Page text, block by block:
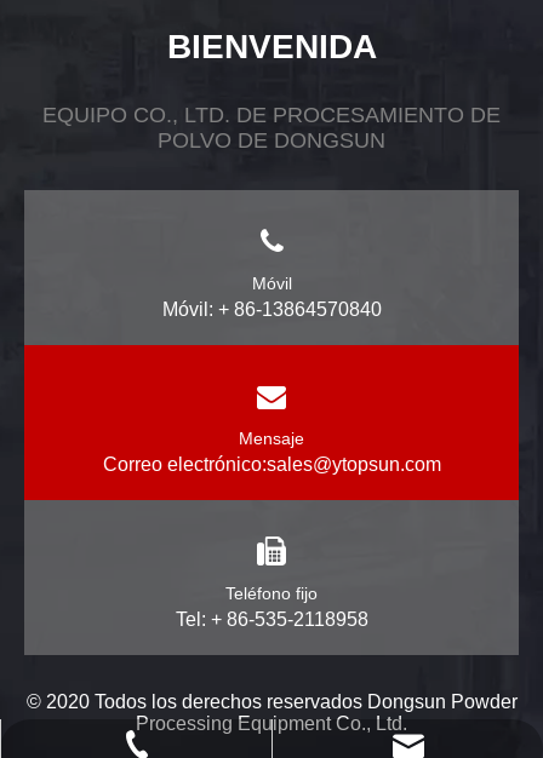
BIENVENIDA
EQUIPO CO., LTD. DE PROCESAMIENTO DE
POLVO DE DONGSUN
Móvil
Móvil: + 86-13864570840
Mensaje
Correo electrónico:sales@ytopsun.com
Teléfono fijo
Tel: + 86-535-2118958
© 2020 Todos los derechos reservados Dongsun Powder
Processing Equipment Co., Ltd.